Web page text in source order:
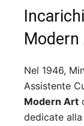
Nel 1946,
Assistente
Modern Art
dedicate alla